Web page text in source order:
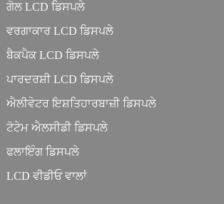
ਗੋਲ LCD ਡਿਸਪਲੇ
ਵਰਗਾਕਾਰ LCD ਡਿਸਪਲੇ
ਬੈਕਪੈਕ LCD ਡਿਸਪਲੇ
ਪਾਰਦਰਸ਼ੀ LCD ਡਿਸਪਲੇ
ਐਲੀਵੇਟਰ ਇਸ਼ਤਿਹਾਰਬਾਜ਼ੀ ਡਿਸਪਲੇ
ਟੋਟੇਮ ਐਲਸੀਡੀ ਡਿਸਪਲੇ
ਫਲਾਇੰਗ ਡਿਸਪਲੇ
LCD ਵੀਡੀਓ ਵਾਲਾਂ